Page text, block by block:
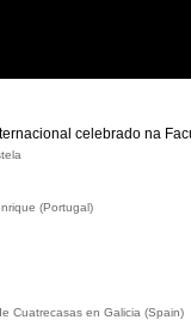
celebrado na
(Portugal)
Cuatrecasas en Galicia (Spain)